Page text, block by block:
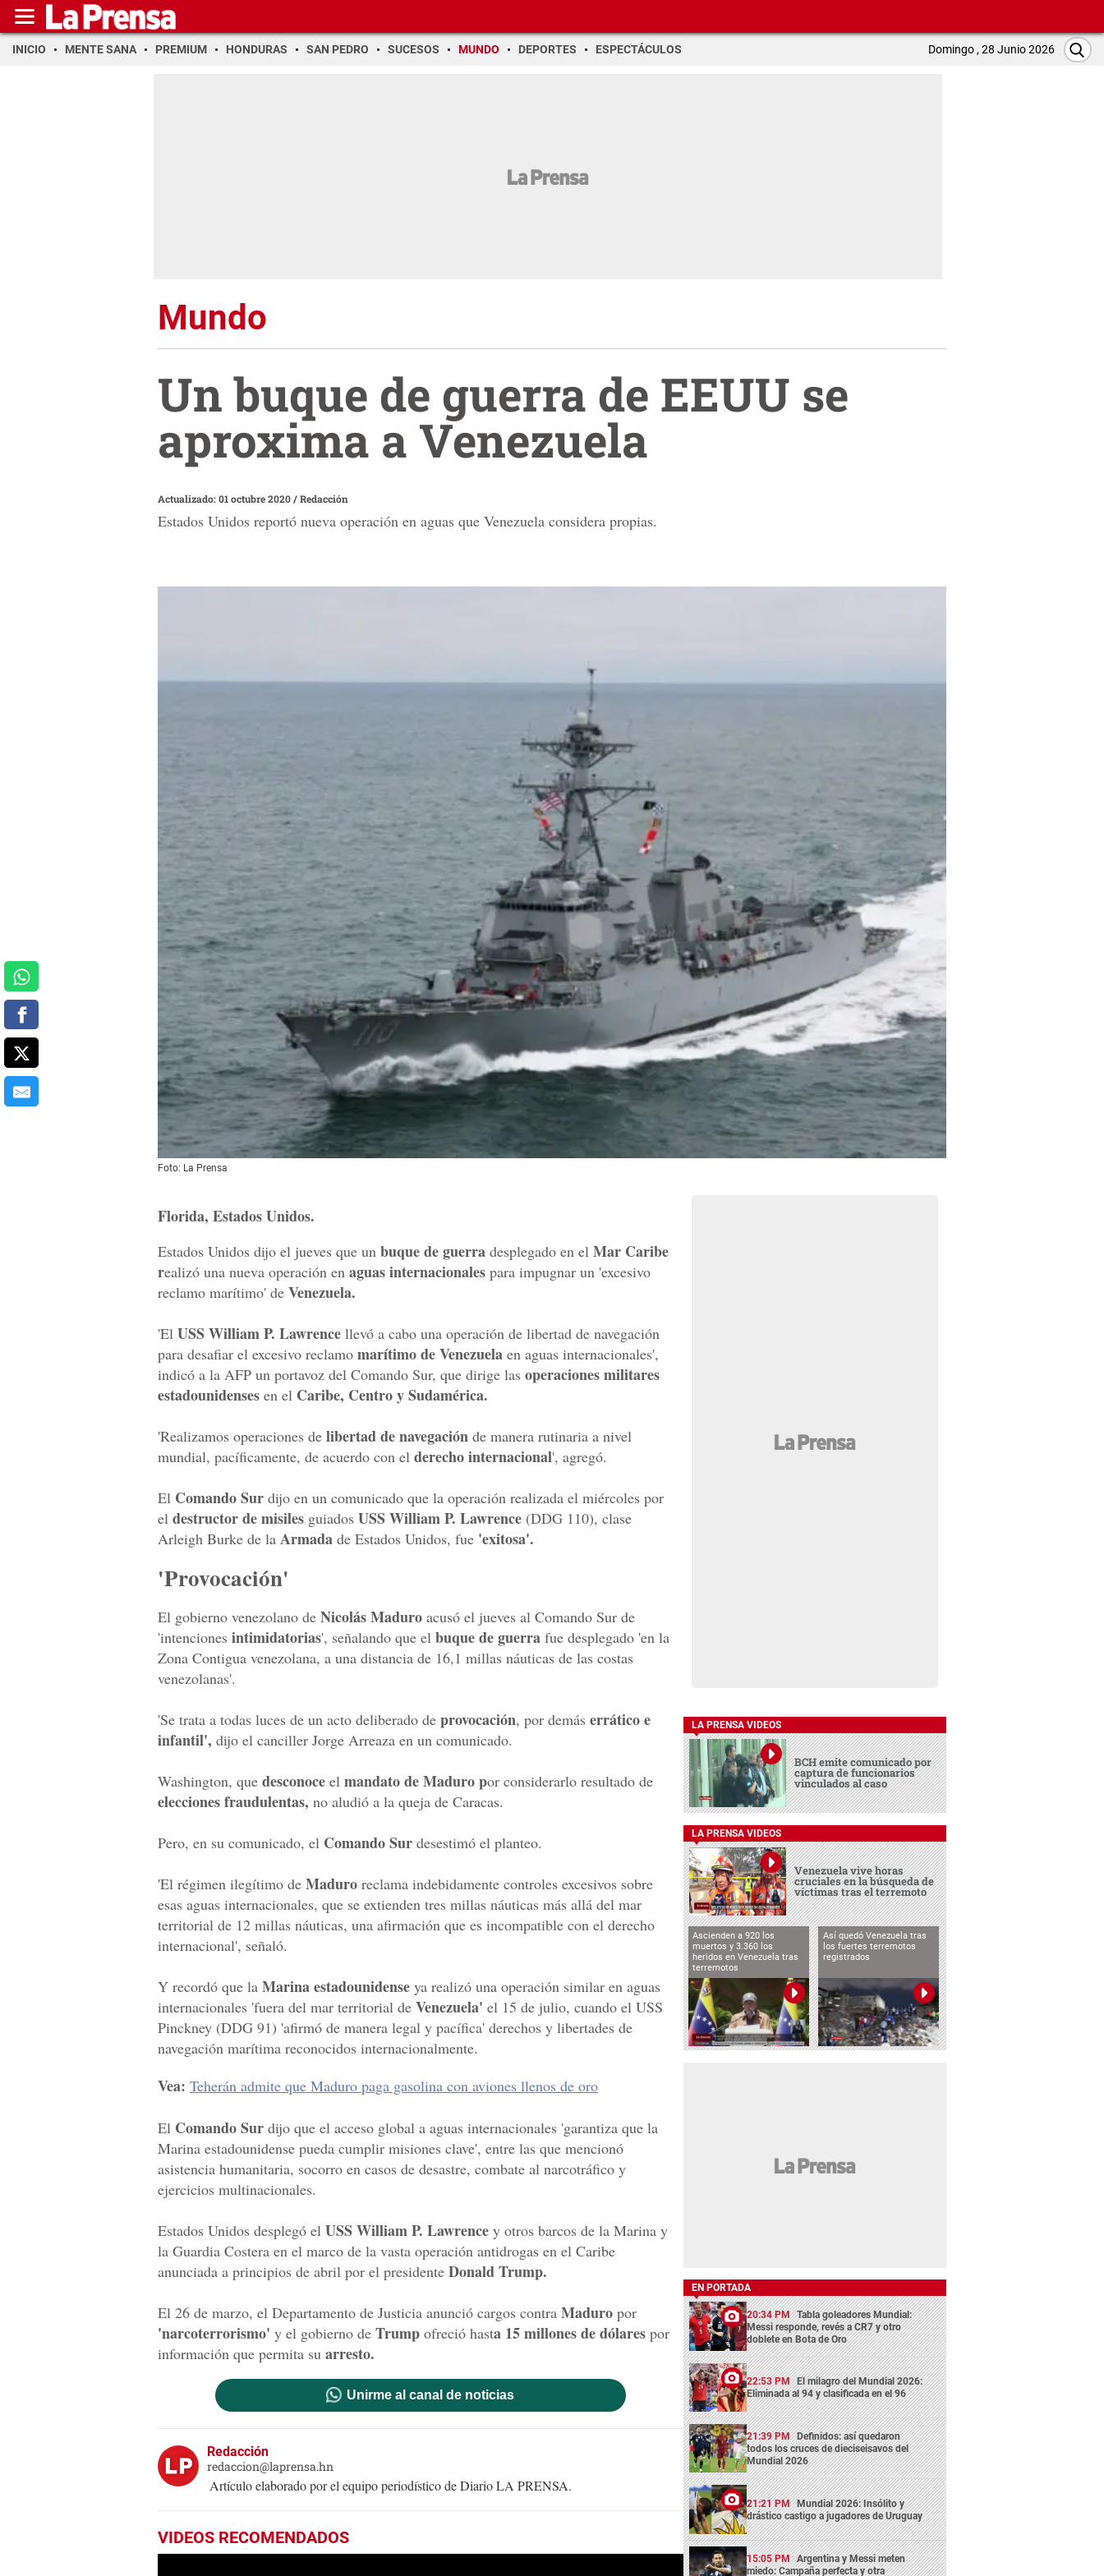
INICIO MENTE SANA PREMIUM HONDURAS SAN PEDRO SUCESOS MUNDO DEPORTES ESPECTÁCULOS Domingo , 28 Junio 2026
Mundo
Un buque de guerra de EEUU se
aproxima a Venezuela
Actualizado: 01 octubre 2020/Redacción
Estados Unidos reportó nueva operación en aguas que Venezuela considera propias.
Foto: La Prensa
Florida, Estados Unidos.
Estados Unidos dijo el jueves que un buque de guerra desplegado en el Mar Caribe
realizó una nueva operación en aguas internacionales para impugnar un 'excesivo
reclamo marítimo' de Venezuela.
'El USS William P. Lawrence llevó a cabo una operación de libertad de navegación
para desafiar el excesivo reclamo marítimo de Venezuela en aguas internacionales',
indicó a la AFP un portavoz del Comando Sur, que dirige las operaciones militares
estadounidenses en el Caribe, Centro y Sudamérica.
'Realizamos operaciones de libertad de navegación de manera rutinaria a nivel
mundial, pacíficamente, de acuerdo con el derecho internacional', agregó.
El Comando Sur dijo en un comunicado que la operación realizada el miércoles por
el destructor de misiles guiados USS William P. Lawrence (DDG 110), clase
Arleigh Burke de la Armada de Estados Unidos, fue 'exitosa'.
'Provocación'
El gobierno venezolano de Nicolás Maduro acusó el jueves al Comando Sur de
'intenciones intimidatorias', señalando que el buque de guerra fue desplegado 'en la
Zona Contigua venezolana, a una distancia de 16,1 millas náuticas de las costas
venezolanas'.
'Se trata a todas luces de un acto deliberado de provocación, por demás errático e
infantil', dijo el canciller Jorge Arreaza en un comunicado.
Washington, que desconoce el mandato de Maduro por considerarlo resultado de
elecciones fraudulentas, no aludió a la queja de Caracas.
Pero, en su comunicado, el Comando Sur desestimó el planteo.
'El régimen ilegítimo de Maduro reclama indebidamente controles excesivos sobre
esas aguas internacionales, que se extienden tres millas náuticas más allá del mar
territorial de 12 millas náuticas, una afirmación que es incompatible con el derecho
internacional', señaló.
Y recordó que la Marina estadounidense ya realizó una operación similar en aguas
internacionales 'fuera del mar territorial de Venezuela' el 15 de julio, cuando el USS
Pinckney (DDG 91) 'afirmó de manera legal y pacífica' derechos y libertades de
navegación marítima reconocidos internacionalmente.
Vea: Teherán admite que Maduro paga gasolina con aviones llenos de oro
El Comando Sur dijo que el acceso global a aguas internacionales 'garantiza que la
Marina estadounidense pueda cumplir misiones clave', entre las que mencionó
asistencia humanitaria, socorro en casos de desastre, combate al narcotráfico y
ejercicios multinacionales.
Estados Unidos desplegó el USS William P. Lawrence y otros barcos de la Marina y
la Guardia Costera en el marco de la vasta operación antidrogas en el Caribe
anunciada a principios de abril por el presidente Donald Trump.
El 26 de marzo, el Departamento de Justicia anunció cargos contra Maduro por
'narcoterrorismo' y el gobierno de Trump ofreció hasta 15 millones de dólares por
información que permita su arresto.
Unirme al canal de noticias
Redacción
redaccion@laprensa.hn
Artículo elaborado por el equipo periodístico de Diario LA PRENSA.
VIDEOS RECOMENDADOS
LA PRENSA VIDEOS
BCH emite comunicado por
captura de funcionarios
vinculados al caso
LA PRENSA VIDEOS
Venezuela vive horas
cruciales en la búsqueda de
víctimas tras el terremoto
Ascienden a 920 los
muertos y 3.360 los
heridos en Venezuela tras
terremotos
Así quedó Venezuela tras
los fuertes terremotos
registrados
EN PORTADA
20:34 PM Tabla goleadores Mundial:
Messi responde, revés a CR7 y otro
doblete en Bota de Oro
22:53 PM El milagro del Mundial 2026:
Eliminada al 94 y clasificada en el 96
21:39 PM Definidos: así quedaron
todos los cruces de dieciseisavos del
Mundial 2026
21:21 PM Mundial 2026: Insólito y
drástico castigo a jugadores de Uruguay
15:05 PM Argentina y Messi meten
miedo: Campaña perfecta y otra